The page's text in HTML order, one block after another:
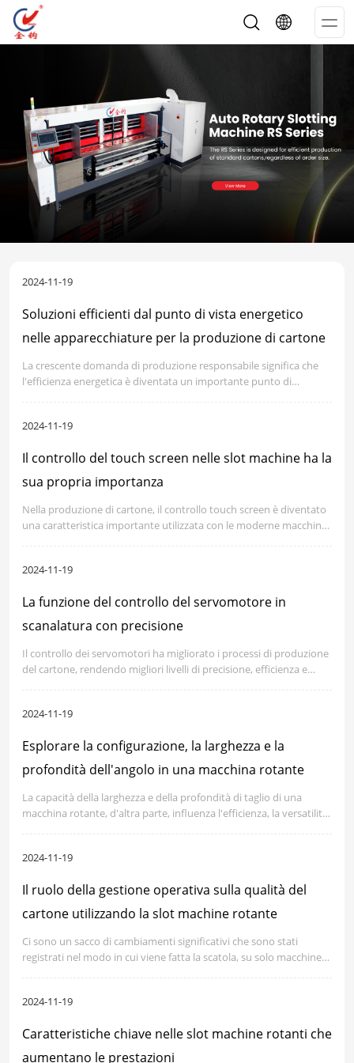
2024-11-19
Soluzioni efficienti dal punto di vista energetico
nelle apparecchiature per la produzione di cartone
La crescente domanda di produzione responsabile significa che
l'efficienza energetica è diventata un importante punto di
2024-11-19
Il controllo del touch screen nelle slot machine ha la
sua propria importanza
Nella produzione di cartone, il controllo touch screen è diventato
una caratteristica importante utilizzata con le moderne macchine
2024-11-19
La funzione del controllo del servomotore in
scanalatura con precisione
Il controllo dei servomotori ha migliorato i processi di produzione
del cartone, rendendo migliori livelli di precisione, efficienza e
2024-11-19
Esplorare la configurazione, la larghezza e la
profondità dell'angolo in una macchina rotante
La capacità della larghezza e della profondità di taglio di una
macchina rotante, d'altra parte, influenza l'efficienza, la versatilità
2024-11-19
Il ruolo della gestione operativa sulla qualità del
cartone utilizzando la slot machine rotante
Ci sono un sacco di cambiamenti significativi che sono stati
registrati nel modo in cui viene fatta la scatola, su solo macchine
delle prestazioni.
2024-11-19
Caratteristiche chiave nelle slot machine rotanti che
aumentano le prestazioni